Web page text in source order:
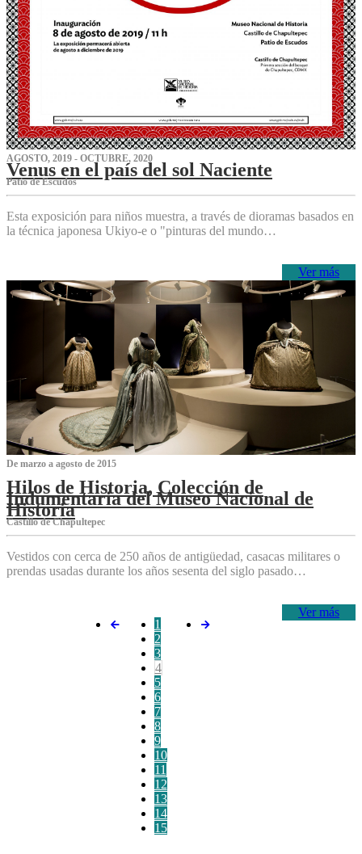
AGOSTO, 2019 - OCTUBRE, 2020
Venus en el país del sol Naciente
P‌atio de Escudos
Esta exposición para niños muestra, a través de dioramas basados en
la técnica japonesa Ukiyo-e o "pinturas del mundo…
Ver más
De marzo a agosto de 2015
Hilos de Historia, Colección de
Indumentaria del Museo Nacional de
Historia
Castillo de Chapultepec
Vestidos con cerca de 250 años de antigüedad, casacas militares o
prendas usadas durante los años sesenta del siglo pasado…
Ver más
1
2
3
4
5
6
7
8
9
10
11
12
13
14
15